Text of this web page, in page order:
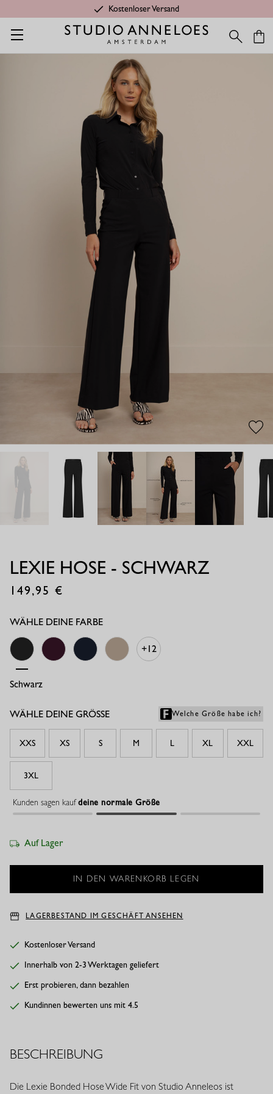
Kostenloser Versand
Startseite Kleidung aus Travelstoff Lexie Hose - Schwarz
LEXIE HOSE - SCHWARZ
149,95
WÄHLE DEINE FARBE
SchwarzBlackberry
+12
WÄHLE DEINE GRÖSSE Welche Größe habe ich?
XXS XS S M L XL XXL
3XL
Kunden sagen kaufdeine normale Größe
Auf Lager
LAGERBESTAND IM GESCHÄFT ANSEHEN
Kostenloser Versand
Innerhalb von 2-3 Werktagen geliefert
Erst probieren, dann bezahlen
Kundinnen bewerten uns mit 4.5
BESCHREIBUNG
Die Lexie Bonded Hose Wide Fit von Studio Anneleos ist